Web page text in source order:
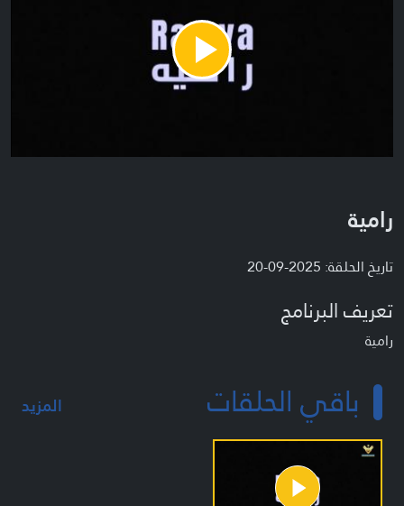
Play
Video
رامية
تاريخ الحلقة: 2025-09-20
تعريف البرنامج
رامية
باقي الحلقات المزيد